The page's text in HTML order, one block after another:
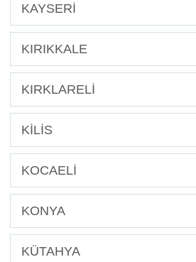
KAYSERİ
KIRIKKALE
KIRKLARELİ
KİLİS
KOCAELİ
KONYA
KÜTAHYA